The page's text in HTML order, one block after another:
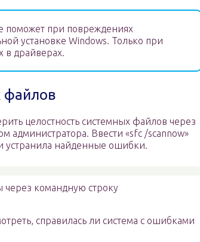
поможет при повреждениях
установке Windows. Только при
в драйверах.
файлов
целостность системных файлов через
администратора. Ввести «sfc /scannow»
устранила найденные ошибки.
командную строку
справилась ли система с ошибками